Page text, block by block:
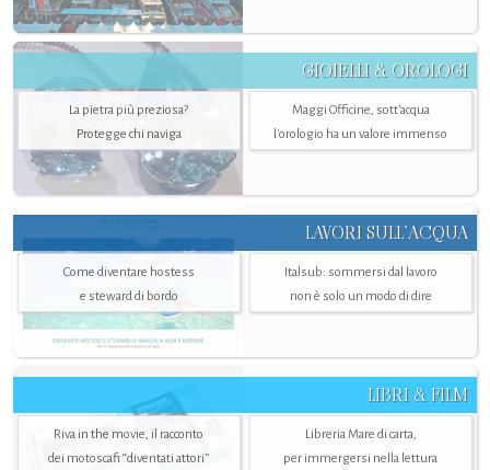
GIOIELLI & OROLOGI
La pietra più preziosa?
Protegge chi naviga
Maggi Officine, sott’acqua
l'orologio ha un valore immenso
LAVORI SULL’ACQUA
Come diventare hostess
e steward di bordo
Italsub: sommersi dal lavoro
non è solo un modo di dire
LIBRI & FILM
Riva in the movie, il racconto
dei motoscafi “diventati attori”
Libreria Mare di carta,
per immergersi nella lettura